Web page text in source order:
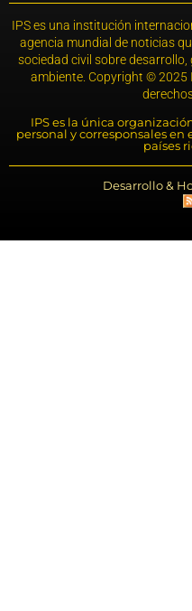
IPS es una institución
agencia mundial de noticias
sociedad civil sobre
ambiente. Copyright © 2025
IPS es la única
personal y corresponsales
países
Desarrollo &